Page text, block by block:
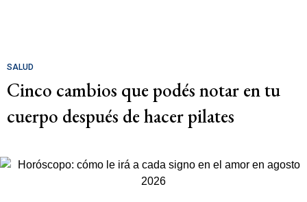
SALUD
Cinco cambios que podés notar en tu
cuerpo después de hacer pilates